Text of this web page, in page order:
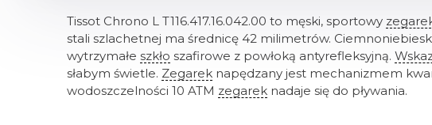
Tissot Chrono L T116.417.16.042.00 to męski, sportowy
stali szlachetnej ma średnicę 42 milimetrów.
wytrzymałe szkło szafirowe z powłoką antyrefleksyjną.
słabym świetle. Zegarek napędzany jest mechanizmem
wodoszczelności 10 ATM zegarek nadaje się do pływania.